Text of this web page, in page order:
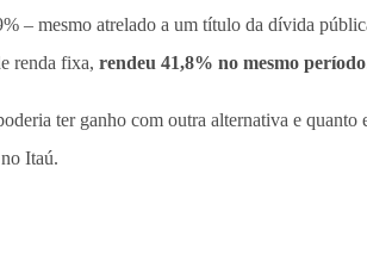
– mesmo atrelado a um título da dívida
renda fixa, rendeu 41,8% no mesmo período
ter ganho com outra alternativa e
Itaú.